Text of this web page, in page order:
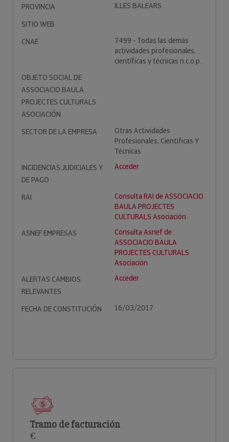
PROVINCIA
ILLES BALEARS
SITIO WEB
CNAE
7499 - Todas las demás
actividades profesionales,
científicas y técnicas n.c.o.p.
OBJETO SOCIAL DE
ASSOCIACIO BAULA
PROJECTES CULTURALS
ASOCIACIÓN
SECTOR DE LA EMPRESA
Otras Actividades
Profesionales, Científicas Y
Técnicas
INCIDENCIAS JUDICIALES Y
DE PAGO
Acceder
RAI
Consulta RAI de ASSOCIACIO
BAULA PROJECTES
CULTURALS Asociación
ASNEF EMPRESAS
Consulta Asnef de
ASSOCIACIO BAULA
PROJECTES CULTURALS
Asociación
ALERTAS CAMBIOS
RELEVANTES
Acceder
FECHA DE CONSTITUCIÓN 16/03/2017
Tramo de facturación
€